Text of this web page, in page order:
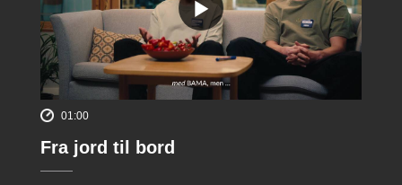
01:00
Fra jord til bord